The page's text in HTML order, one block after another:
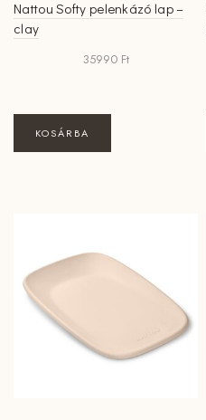
Nattou Softy pelenkázó lap –
clay
35990 Ft
KOSÁRBA